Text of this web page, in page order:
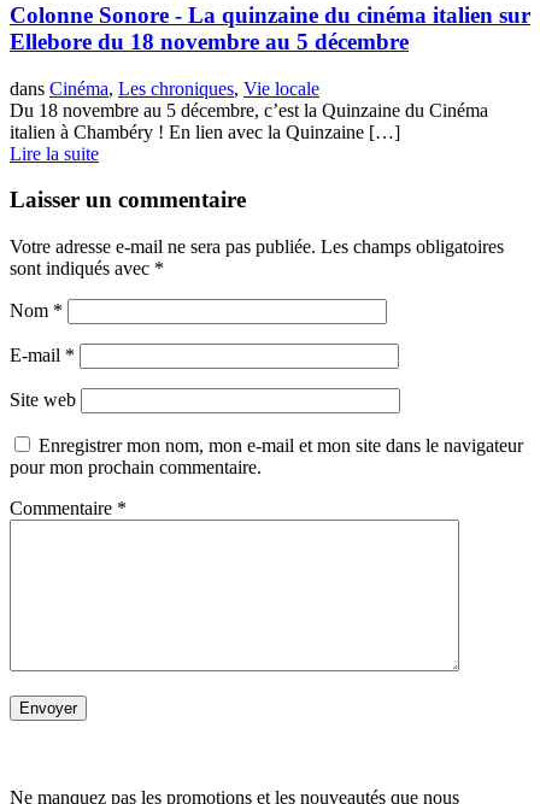
Colonne Sonore - La quinzaine du cinéma italien sur
Ellebore du 18 novembre au 5 décembre
dans Cinéma, Les chroniques, Vie locale
Du 18 novembre au 5 décembre, c’est la Quinzaine du Cinéma
italien à Chambéry ! En lien avec la Quinzaine […]
Lire la suite
Laisser un commentaire
Votre adresse e-mail ne sera pas publiée. Les champs obligatoires
sont indiqués avec *
Nom *
E-mail *
Site web
Enregistrer mon nom, mon e-mail et mon site dans le navigateur
pour mon prochain commentaire.
Commentaire *
Ne manquez pas les promotions et les nouveautés que nous